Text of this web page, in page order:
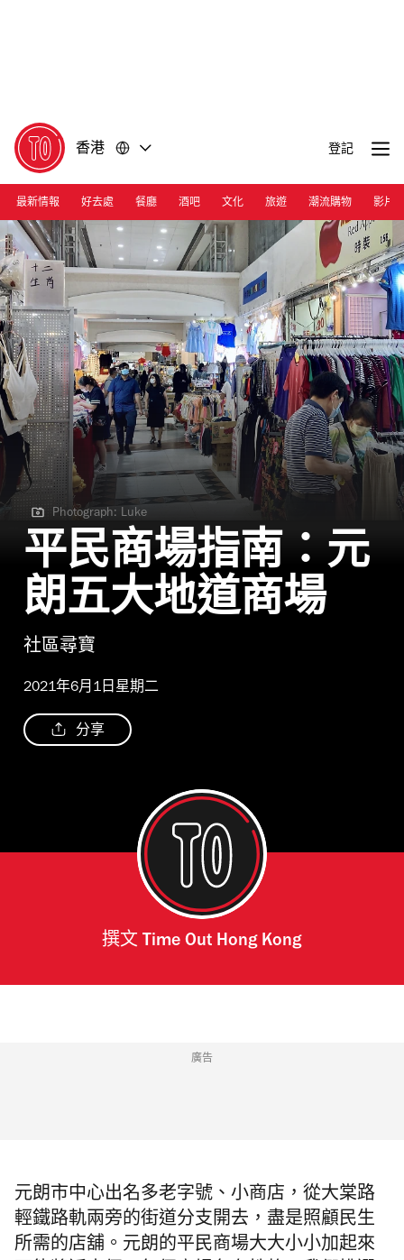
香港 登記
最新情報 好去處 餐廳 酒吧 文化 旅遊 潮流購物 影片
Photograph: Luke
Photograph: Luke
平民商場指南：元
朗五大地道商場
社區尋寶
2021年6月1日星期二
分享
撰文 Time Out Hong Kong
廣告
元朗市中心出名多老字號、小商店，從大棠路
輕鐵路軌兩旁的街道分支開去，盡是照顧民生
所需的店舖。 元朗的平民商場大大小小加起來